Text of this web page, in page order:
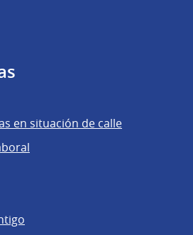
en situación de calle